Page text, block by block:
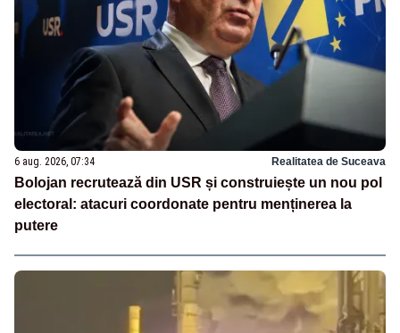
6 aug. 2026, 07:34 Realitatea de Suceava
Bolojan recrutează din USR și construiește un nou pol
electoral: atacuri coordonate pentru menținerea la
putere